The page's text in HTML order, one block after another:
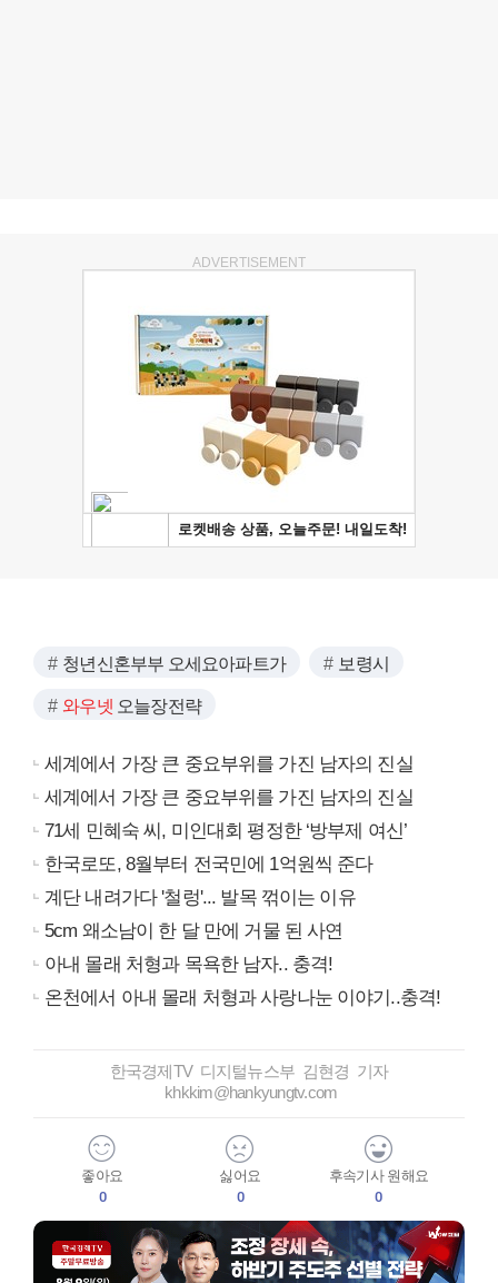
ADVERTISEMENT
청년신혼부부 오세요아파트가 보령시
와우넷 오늘장전략
세계에서 가장 큰 중요부위를 가진 남자의 진실
세계에서 가장 큰 중요부위를 가진 남자의 진실
71세 민혜숙 씨, 미인대회 평정한 ‘방부제 여신’
한국로또, 8월부터 전국민에 1억원씩 준다
계단 내려가다 '철렁'... 발목 꺾이는 이유
5cm 왜소남이 한 달 만에 거물 된 사연
아내 몰래 처형과 목욕한 남자.. 충격!
온천에서 아내 몰래 처형과 사랑나눈 이야기..충격!
한국경제TV 디지털뉴스부 김현경 기자
khkkim@hankyungtv.com
좋아요
0
싫어요
0
후속기사 원해요
0